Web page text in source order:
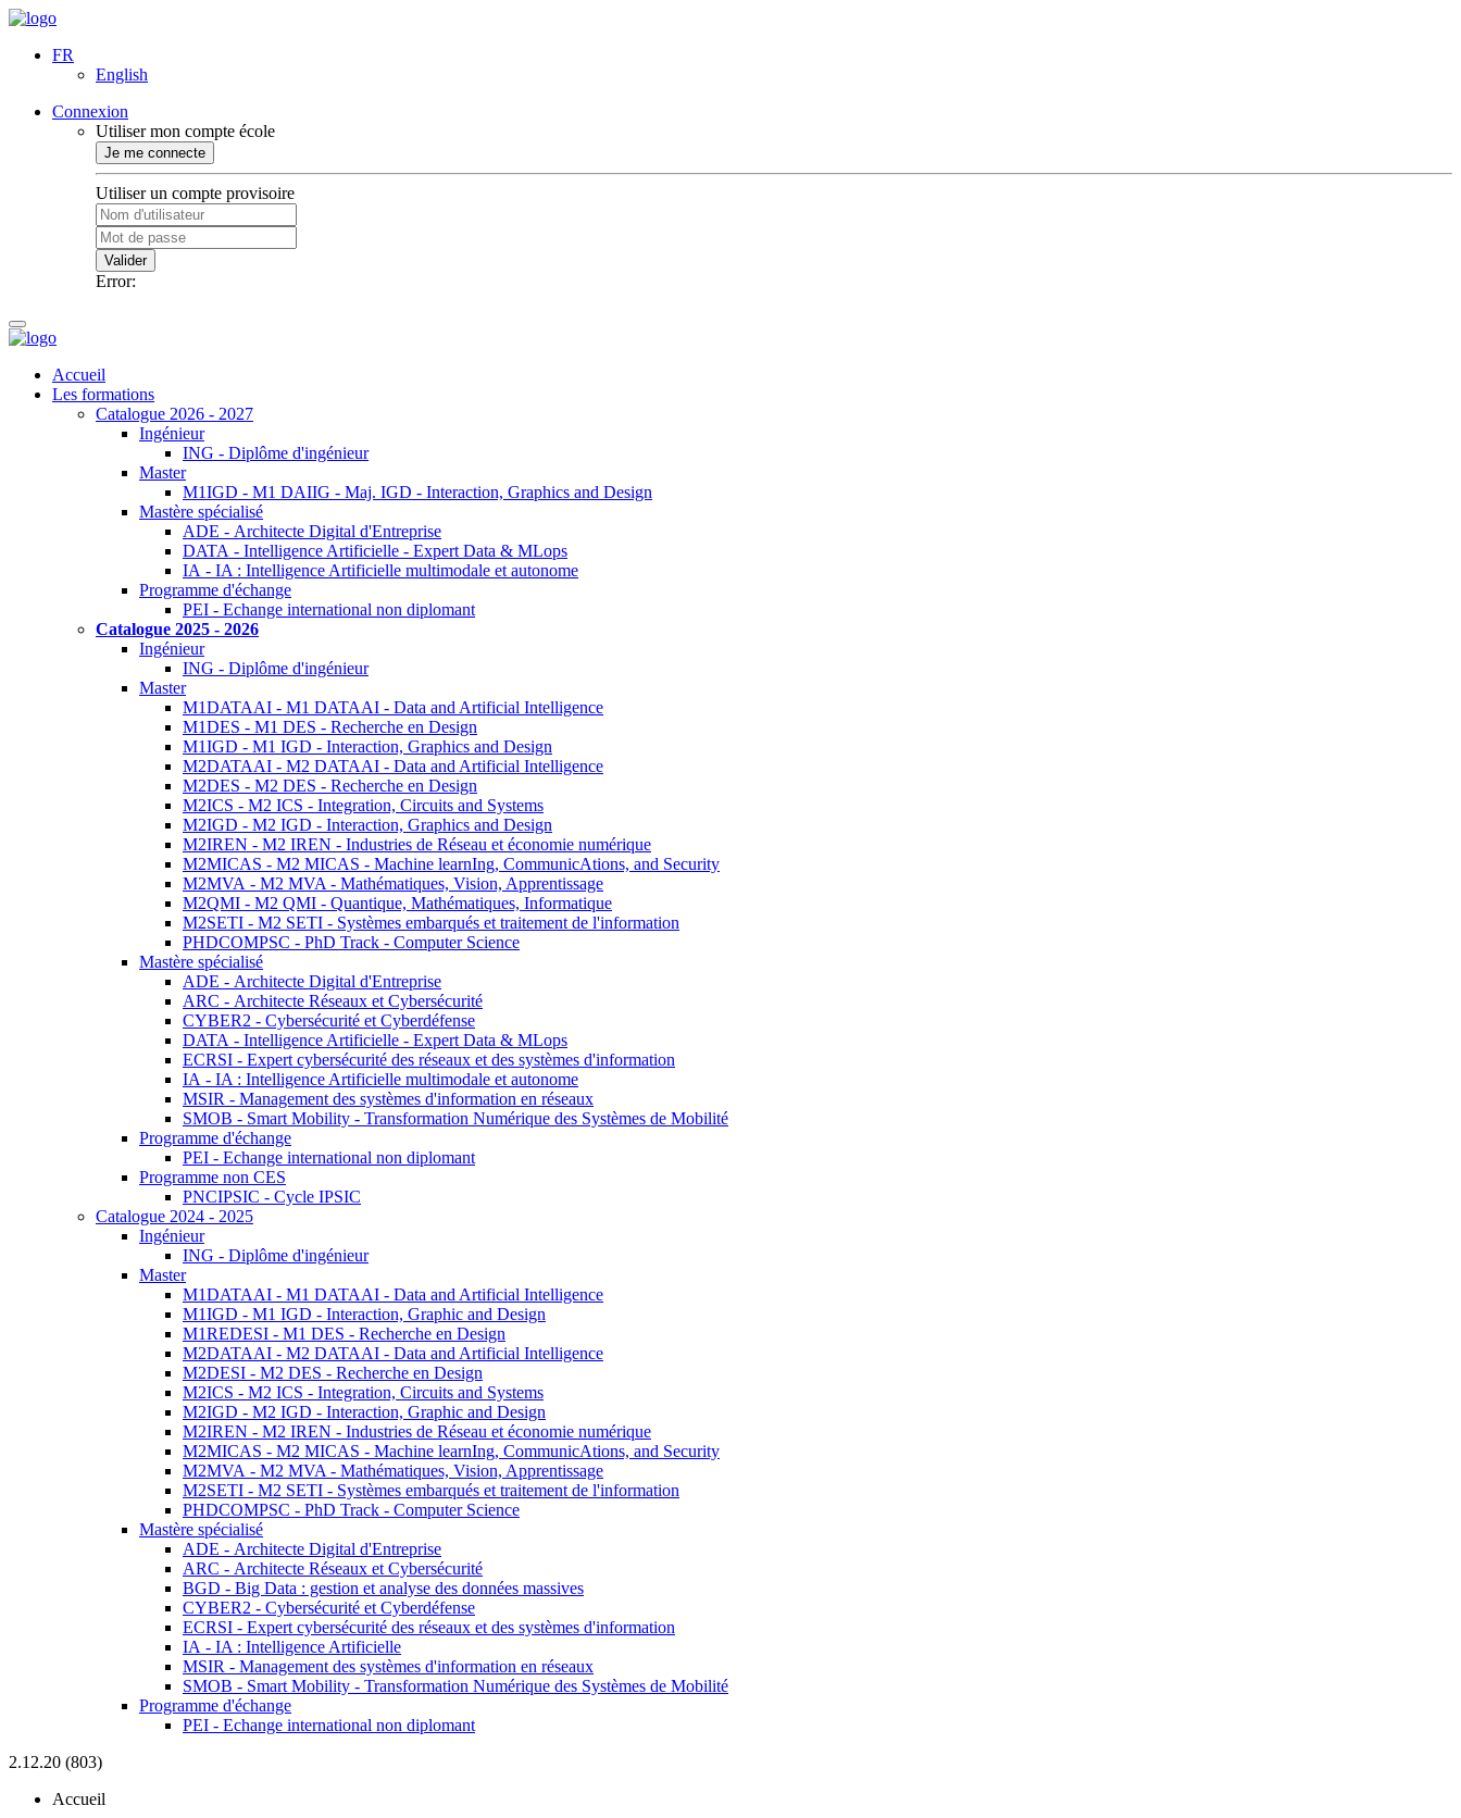
FR
English
Connexion
Utiliser mon compte école
Je me connecte
Utiliser un compte provisoire
Valider
Error:
Accueil
Les formations
Catalogue 2026 - 2027
Ingénieur
ING - Diplôme d'ingénieur
Master
M1IGD - M1 DAIIG - Maj. IGD - Interaction, Graphics and Design
Mastère spécialisé
ADE - Architecte Digital d'Entreprise
DATA - Intelligence Artificielle - Expert Data & MLops
IA - IA : Intelligence Artificielle multimodale et autonome
Programme d'échange
PEI - Echange international non diplomant
Catalogue 2025 - 2026
Ingénieur
ING - Diplôme d'ingénieur
Master
M1DATAAI - M1 DATAAI - Data and Artificial Intelligence
M1DES - M1 DES - Recherche en Design
M1IGD - M1 IGD - Interaction, Graphics and Design
M2DATAAI - M2 DATAAI - Data and Artificial Intelligence
M2DES - M2 DES - Recherche en Design
M2ICS - M2 ICS - Integration, Circuits and Systems
M2IGD - M2 IGD - Interaction, Graphics and Design
M2IREN - M2 IREN - Industries de Réseau et économie numérique
M2MICAS - M2 MICAS - Machine learnIng, CommunicAtions, and Security
M2MVA - M2 MVA - Mathématiques, Vision, Apprentissage
M2QMI - M2 QMI - Quantique, Mathématiques, Informatique
M2SETI - M2 SETI - Systèmes embarqués et traitement de l'information
PHDCOMPSC - PhD Track - Computer Science
Mastère spécialisé
ADE - Architecte Digital d'Entreprise
ARC - Architecte Réseaux et Cybersécurité
CYBER2 - Cybersécurité et Cyberdéfense
DATA - Intelligence Artificielle - Expert Data & MLops
ECRSI - Expert cybersécurité des réseaux et des systèmes d'information
IA - IA : Intelligence Artificielle multimodale et autonome
MSIR - Management des systèmes d'information en réseaux
SMOB - Smart Mobility - Transformation Numérique des Systèmes de Mobilité
Programme d'échange
PEI - Echange international non diplomant
Programme non CES
PNCIPSIC - Cycle IPSIC
Catalogue 2024 - 2025
Ingénieur
ING - Diplôme d'ingénieur
Master
M1DATAAI - M1 DATAAI - Data and Artificial Intelligence
M1IGD - M1 IGD - Interaction, Graphic and Design
M1REDESI - M1 DES - Recherche en Design
M2DATAAI - M2 DATAAI - Data and Artificial Intelligence
M2DESI - M2 DES - Recherche en Design
M2ICS - M2 ICS - Integration, Circuits and Systems
M2IGD - M2 IGD - Interaction, Graphic and Design
M2IREN - M2 IREN - Industries de Réseau et économie numérique
M2MICAS - M2 MICAS - Machine learnIng, CommunicAtions, and Security
M2MVA - M2 MVA - Mathématiques, Vision, Apprentissage
M2SETI - M2 SETI - Systèmes embarqués et traitement de l'information
PHDCOMPSC - PhD Track - Computer Science
Mastère spécialisé
ADE - Architecte Digital d'Entreprise
ARC - Architecte Réseaux et Cybersécurité
BGD - Big Data : gestion et analyse des données massives
CYBER2 - Cybersécurité et Cyberdéfense
ECRSI - Expert cybersécurité des réseaux et des systèmes d'information
IA - IA : Intelligence Artificielle
MSIR - Management des systèmes d'information en réseaux
SMOB - Smart Mobility - Transformation Numérique des Systèmes de Mobilité
Programme d'échange
PEI - Echange international non diplomant
2.12.20 (803)
Accueil